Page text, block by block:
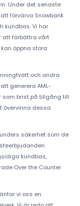
Under det senaste
förvärva Snowbank
kundbas. Vi har
att förbättra vårt
öppna stora
och andra
generera AML-
som brist på tillgång till
övervinna dessa
säkerhet som de
kundbas,
Over the Counter
vi oss en